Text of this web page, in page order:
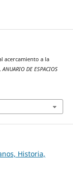
acercamiento a la
ANUARIO DE ESPACIOS
Historia,